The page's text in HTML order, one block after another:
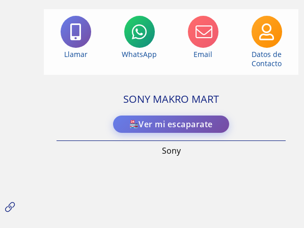
Llamar WhatsApp Email
Datos de
Contacto
SONY MAKRO MART
Ver mi escaparate
Sony